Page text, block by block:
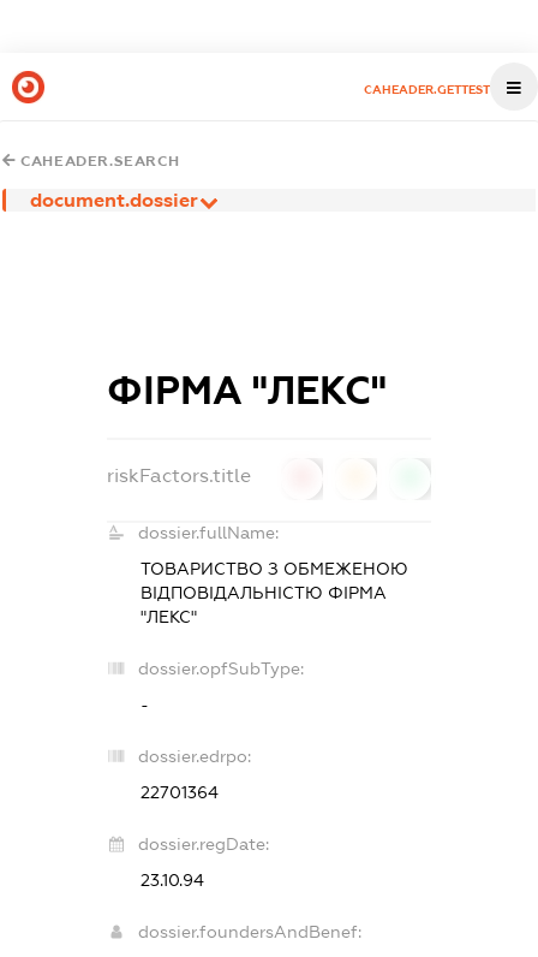
CAHEADER.GETTEST
CAHEADER.SEARCH
document.dossier
ФІРМА "ЛЕКС"
riskFactors.title
dossier.fullName:
ТОВАРИСТВО З ОБМЕЖЕНОЮ
ВІДПОВІДАЛЬНІСТЮ ФІРМА
"ЛЕКС"
dossier.opfSubType:
-
dossier.edrpo:
22701364
dossier.regDate:
23.10.94
dossier.foundersAndBenef: